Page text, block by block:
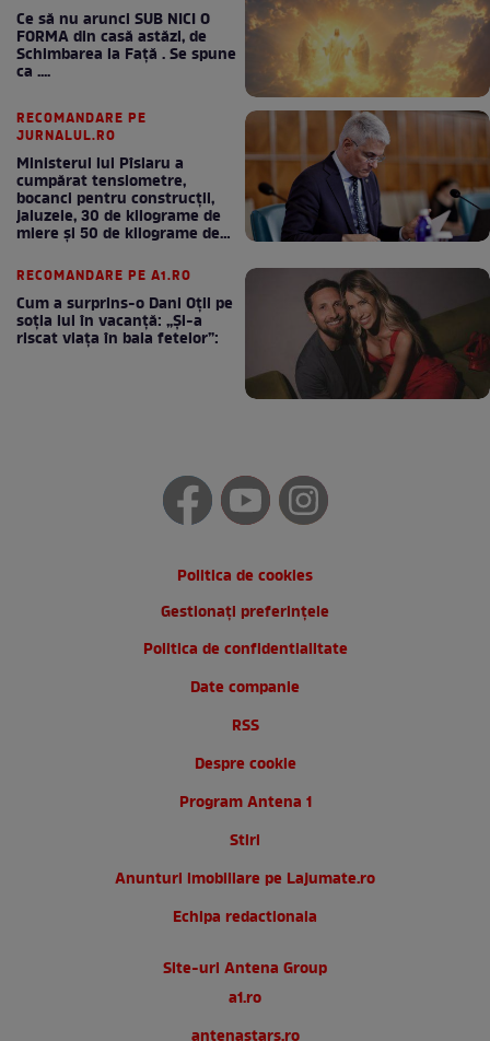
Ce să nu arunci SUB NICI O
FORMA din casă astăzi, de
Schimbarea la Față . Se spune
ca ....
RECOMANDARE PE
JURNALUL.RO
Ministerul lui Pîslaru a
cumpărat tensiometre,
bocanci pentru construcții,
jaluzele, 30 de kilograme de
miere și 50 de kilograme de
RECOMANDARE PE A1.RO
Cum a surprins-o Dani Oțil pe
soția lui în vacanță: „Și-a
riscat viața în baia fetelor”:
Politica de cookies
Gestionați preferințele
Politica de confidentialitate
Date companie
RSS
Despre cookie
Program Antena 1
Stiri
Anunturi imobiliare pe Lajumate.ro
Echipa redactionala
Site-uri Antena Group
a1.ro